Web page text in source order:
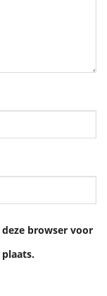
browser voor